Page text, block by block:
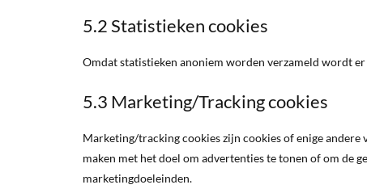
5.2 Statistieken cookies
Omdat statistieken anoniem worden verzameld wordt
5.3 Marketing/Tracking cookies
Marketing/tracking cookies zijn cookies of enige
maken met het doel om advertenties te tonen of om de
marketingdoeleinden.